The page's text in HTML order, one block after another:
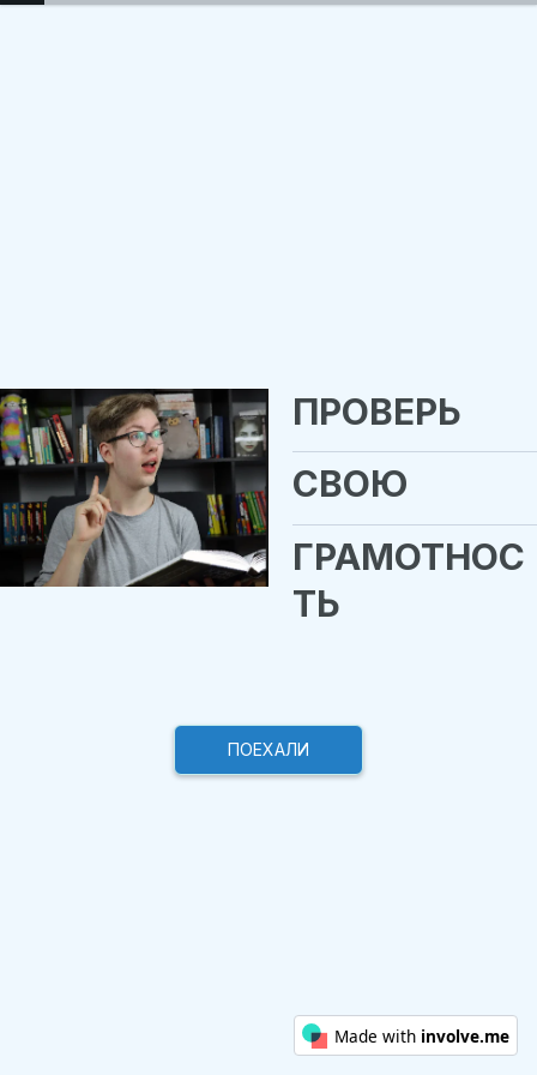
ПРОВЕРЬ
СВОЮ
ГРАМОТНОС
ТЬ
ПОЕХАЛИ
Made with involve.me